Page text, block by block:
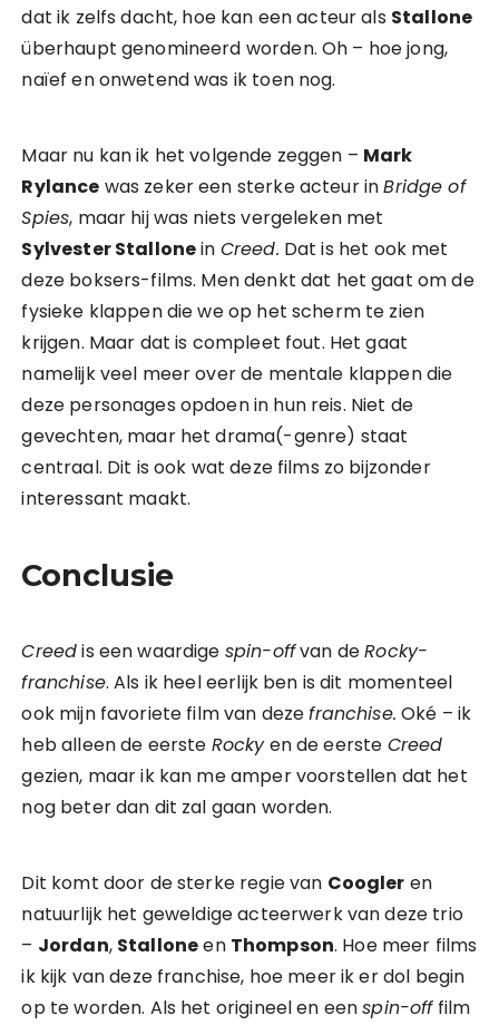
dat ik zelfs dacht, hoe kan een acteur als Stallone
überhaupt genomineerd worden. Oh – hoe jong,
naïef en onwetend was ik toen nog.
Maar nu kan ik het volgende zeggen – Mark
Rylance was zeker een sterke acteur inBridge of
Spies, maar hij was niets vergeleken met
Sylvester Stallonein Creed. Dat is het ook met
deze boksers-films. Men denkt dat het gaat om de
fysieke klappen die we op het scherm te zien
krijgen. Maar dat is compleet fout. Het gaat
namelijk veel meer over de mentale klappen die
deze personages opdoen in hun reis. Niet de
gevechten, maar het drama(-genre) staat
centraal. Dit is ook wat deze films zo bijzonder
interessant maakt.
Conclusie
Creedis een waardige spin-offvan deRocky-
franchise. Als ik heel eerlijk ben is dit momenteel
ook mijn favoriete film van dezefranchise. Oké – ik
heb alleen de eerste Rockyen de eerste Creed
gezien, maar ik kan me amper voorstellen dat het
nog beter dan dit zal gaan worden.
Dit komt door de sterke regie van Coogler en
natuurlijk het geweldige acteerwerk van deze trio
– Jordan, Stalloneen Thompson. Hoe meer films
ik kijk van deze franchise, hoe meer ik er dol begin
op te worden. Als het origineel en eenspin-offfilm